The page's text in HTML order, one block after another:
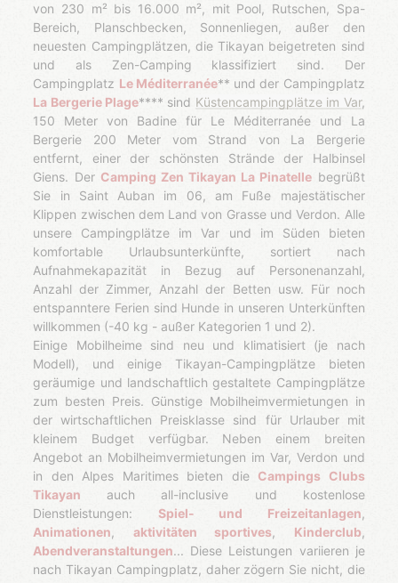
von 230 m² bis 16.000 m², mit Pool, Rutschen, Spa-
Bereich, Planschbecken, Sonnenliegen, außer den
neuesten Campingplätzen, die Tikayan beigetreten sind
und als Zen-Camping klassifiziert sind. Der
Campingplatz Le Méditerranée** und der Campingplatz
La Bergerie Plage**** sind Küstencampingplätze im Var,
150 Meter von Badine für Le Méditerranée und La
Bergerie 200 Meter vom Strand von La Bergerie
entfernt, einer der schönsten Strände der Halbinsel
Giens. Der Camping Zen Tikayan La Pinatelle begrüßt
Sie in Saint Auban im 06, am Fuße majestätischer
Klippen zwischen dem Land von Grasse und Verdon. Alle
unsere Campingplätze im Var und im Süden bieten
komfortable Urlaubsunterkünfte, sortiert nach
Aufnahmekapazität in Bezug auf Personenanzahl,
Anzahl der Zimmer, Anzahl der Betten usw. Für noch
entspanntere Ferien sind Hunde in unseren Unterkünften
willkommen (-40 kg - außer Kategorien 1 und 2).
Einige Mobilheime sind neu und klimatisiert (je nach
Modell), und einige Tikayan-Campingplätze bieten
geräumige und landschaftlich gestaltete Campingplätze
zum besten Preis. Günstige Mobilheimvermietungen in
der wirtschaftlichen Preisklasse sind für Urlauber mit
kleinem Budget verfügbar. Neben einem breiten
Angebot an Mobilheimvermietungen im Var, Verdon und
in den Alpes Maritimes bieten die Campings Clubs
Tikayan auch all-inclusive und kostenlose
Dienstleistungen: Spiel- und Freizeitanlagen,
Animationen, aktivitäten sportives, Kinderclub,
Abendveranstaltungen... Diese Leistungen variieren je
nach Tikayan Campingplatz, daher zögern Sie nicht, die